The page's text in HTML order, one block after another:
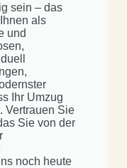
sein – das
als
und
Ihr Umzug
Vertrauen Sie
Sie von der
noch heute